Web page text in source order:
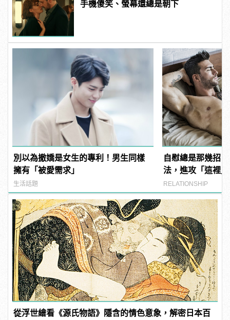
手機傻笑、螢幕還總是朝下
別以為撤嬌是女生的專利！男生同樣
擁有「被愛需求」
生活話題
自慰總是那幾招
法，進攻「這裡
RELATIONSHIP
從浮世繪看《源氏物語》隱含的情色意象，解密日本百